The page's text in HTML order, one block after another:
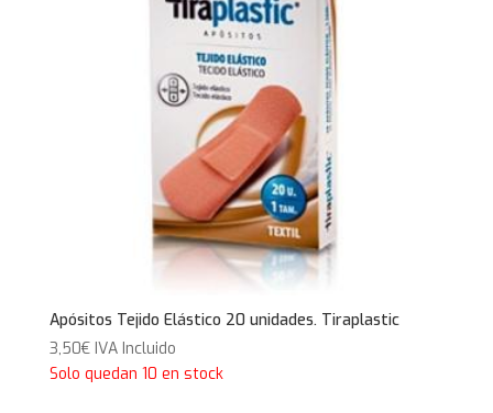
Apósitos Tejido Elástico 20 unidades. Tiraplastic
3,50€ IVA Incluido
Solo quedan 10 en stock